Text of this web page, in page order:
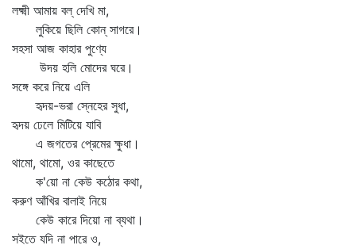
লক্ষ্মী আমায় বল্‌ দেখি মা,
লুকিয়ে ছিলি কোন্‌ সাগরে।
সহসা আজ কাহার পুণ্যে
উদয় হলি মোদের ঘরে।
সঙ্গে করে নিয়ে এলি
হৃদয়-ভরা স্নেহের সুধা,
হৃদয় ঢেলে মিটিয়ে যাবি
এ জগতের প্রেমের ক্ষুধা।
থামো, থামো, ওর কাছেতে
ক'য়ো না কেউ কঠোর কথা,
করুণ আঁখির বালাই নিয়ে
কেউ কারে দিয়ো না ব্যথা।
সইতে যদি না পারে ও,